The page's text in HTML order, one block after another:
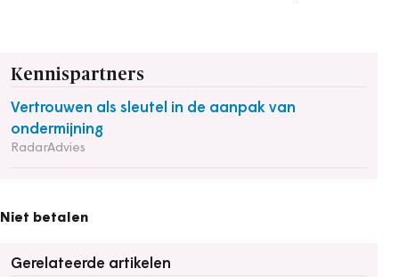
Kennispartners
Vertrouwen als sleutel in de aanpak van
ondermijning
RadarAdvies
Niet betalen
Gerelateerde artikelen